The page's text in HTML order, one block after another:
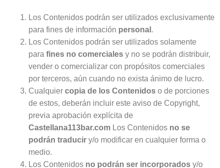
Los Contenidos podrán ser utilizados exclusivamente
para fines de información personal .
Los Contenidos podrán ser utilizados solamente
para fines no comerciales y no se podrán distribuir,
vender o comercializar con propósitos comerciales
por terceros, aún cuando no exista ánimo de lucro.
Cualquier copia de los Contenidos o de porciones
de estos, deberán incluir este aviso de Copyright,
previa aprobación explícita de
Castellana113bar.com Los Contenidos no se
podrán traducir y/o modificar en cualquier forma o
medio.
Los Contenidos no podrán ser incorporados y/o